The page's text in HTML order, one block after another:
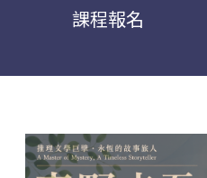
課程報名